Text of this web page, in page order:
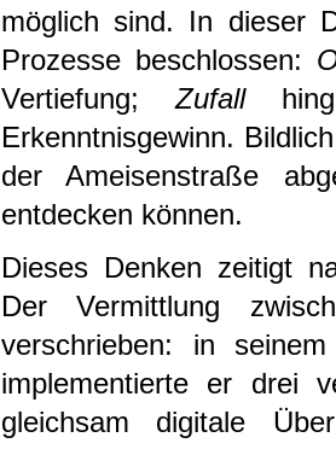
möglich sind. In dieser
Prozesse beschlossen:
Vertiefung;Zufall
Erkenntnisgewinn.
der Ameisenstraße
entdecken können.
Dieses Denken zeitigt
Der Vermittlung
verschrieben: in
implementierte er drei
gleichsam digitale